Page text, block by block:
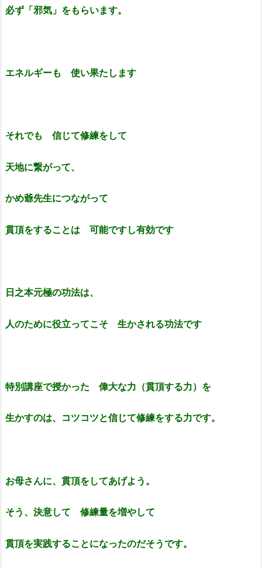
必ず「邪気」をもらいます。
エネルギーも 使い果たします
それでも 信じて修練をして
天地に繋がって、
かめ爺先生につながって
貫頂をすることは 可能ですし有効です
日之本元極の功法は、
人のために役立ってこそ 生かされる功法です
特別講座で授かった 偉大な力（貫頂する力）を
生かすのは、コツコツと信じて修練をする力です。
お母さんに、貫頂をしてあげよう。
そう、決意して 修練量を増やして
貫頂を実践することになったのだそうです。